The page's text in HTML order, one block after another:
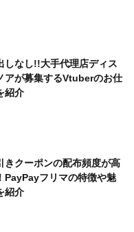
しなし!!大手代理店ディス
アが募集するVtuberのお仕
紹介
きクーポンの配布頻度が高
PayPayフリマの特徴や魅
紹介